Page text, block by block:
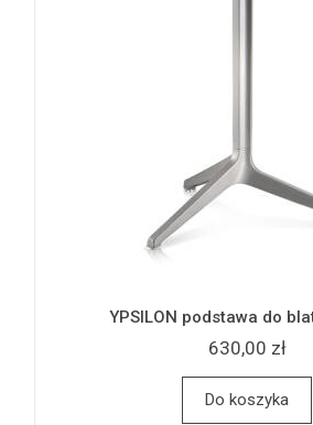
YPSILON podstawa do
630,00 zł
Do koszyka